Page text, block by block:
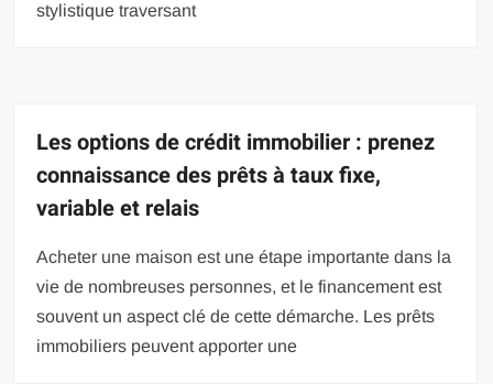
stylistique traversant
Les options de crédit immobilier : prenez
connaissance des prêts à taux fixe,
variable et relais
Acheter une maison est une étape importante dans la
vie de nombreuses personnes, et le financement est
souvent un aspect clé de cette démarche. Les prêts
immobiliers peuvent apporter une